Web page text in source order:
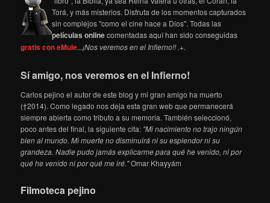
Torá, y más misterios. Disfruta de los momentos capturados
sin complejos "como el cine hace a Dios". Todas las
películas onlinecomentadas aquí han sido conseguidas
gratis con eMule...¡Nos veremos en el Infierno!! .+.
Sí amigo, nos veremos en el Infierno!
Carlos pejino el autor de este blog y mi gran amigo ha muerto
(†2014). Como legado nos deja esta gran web que permanecerá
siempre abierta como tributo a su memoria. También seleccionó,
poco antes del final, la siguiente cita: "Mi nacimiento no trajo ningún
bien al mundo. Mi muerte no disminuirá ni su esplendor ni su
grandeza. Nadie pudo jamás explicarme para qué he venido, ni por
qué he venido ni por qué me iré."Omar Khayyám
Filmoteca pejino